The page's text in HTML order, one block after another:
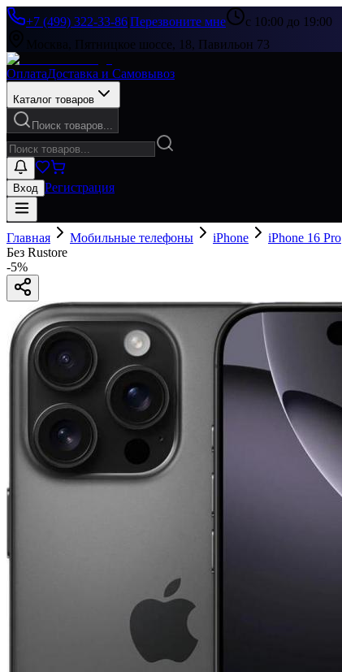
+7 (499) 322-33-86|Перезвоните мне
с 10:00 до 19:00
Москва, Пятницкое шоссе, 18, Павильон 73
ОплатаДоставка и Самовывоз
Каталог товаров
Поиск товаров...
Вход Регистрация
Главная Мобильные телефоны iPhone iPhone 16 Pro
Без Rustore
-5%